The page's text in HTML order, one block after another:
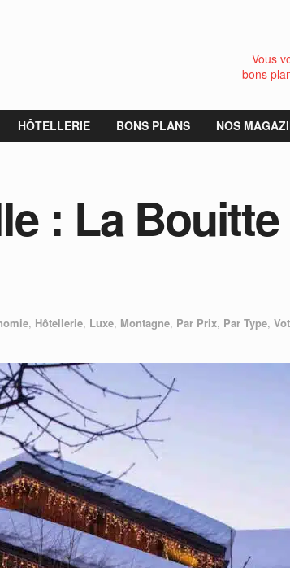
Vous
bons
HÔTELLERIE BONS PLANS NOS
: La Bouitte
, Hôtellerie, Luxe, Montagne, Par Prix, Par Type,